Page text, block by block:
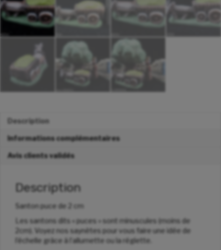
Description
Informations complémentaires
Avis clients validés
Description
Santon puce de 2 cm
Les santons dits « puces » sont minuscules (moins de
2cm). Voyez nos saynètes pour vous faire une idée de
l’échelle grâce à l’allumette ou la réglette.